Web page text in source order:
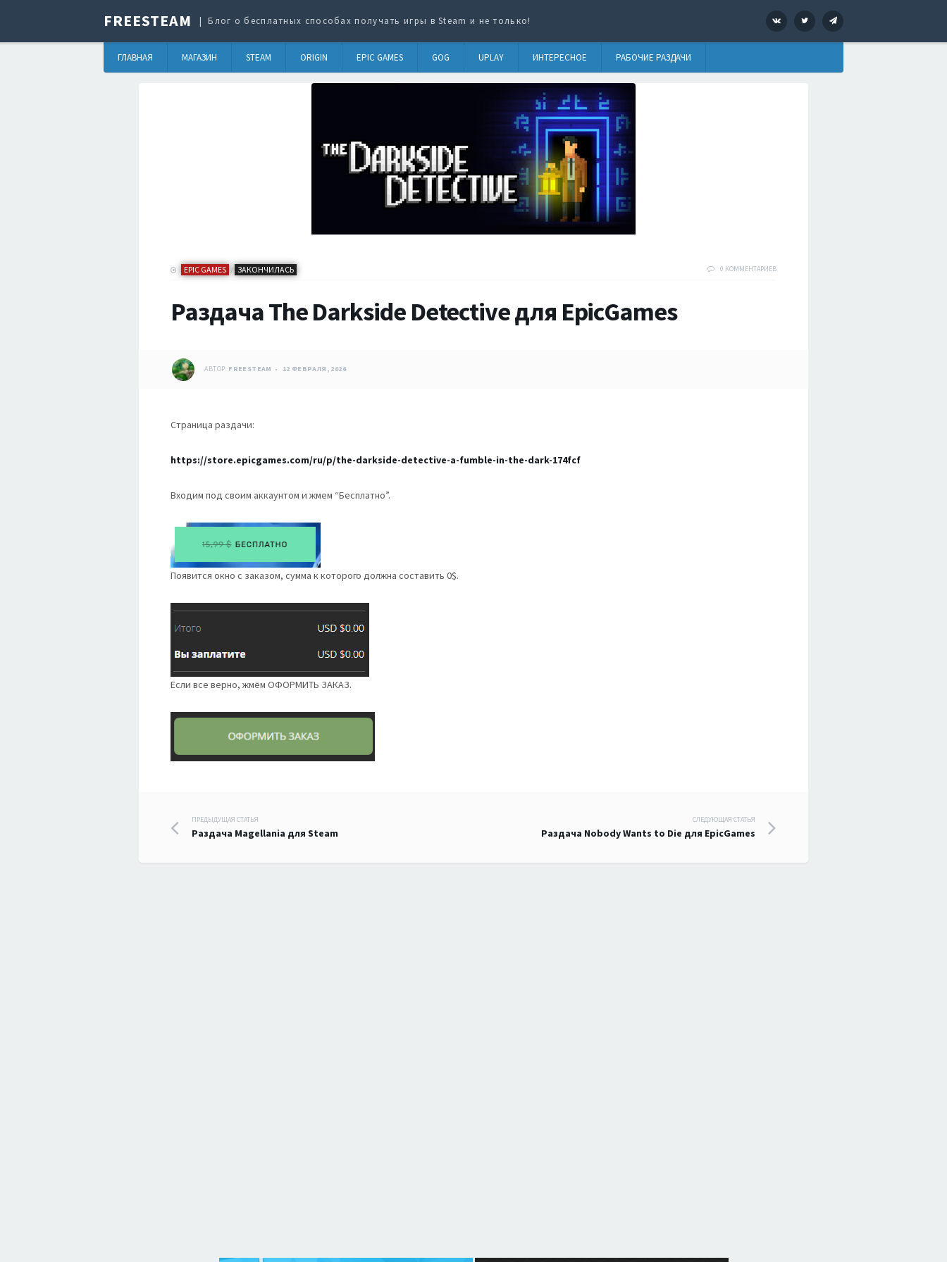
FREESTEAM Блог о бесплатных способах получать игры в Steam и не только! VK Twitter
ГЛАВНАЯ МАГАЗИН STEAM ORIGIN EPIC GAMES GOG UPLAY ИНТЕРЕСНОЕ РАБОЧИЕ РАЗДАЧИ
EPIC GAMES / ЗАКОНЧИЛАСЬ 0 КОММЕНТАРИЕВ
Раздача The Darkside Detective для EpicGames
АВТОР: FREESTEAM 12 ФЕВРАЛЯ, 2026
Страница раздачи:
https://store.epicgames.com/ru/p/the-darkside-detective-a-fumble-in-the-dark-174fcf
Входим под своим аккаунтом и жмем “Бесплатно”.
Появится окно с заказом, сумма к которого должна составить 0$.
Если все верно, жмём ОФОРМИТЬ ЗАКАЗ.
Навигация
по
ПРЕДЫДУЩАЯ СТАТЬЯ
Раздача Magellania для Steam
СЛЕДУЮЩАЯ СТАТЬЯ
Раздача Nobody Wants to Die для EpicGames